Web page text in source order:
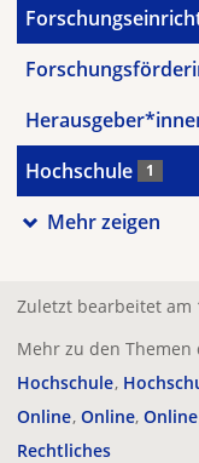
Hochschule 1
Mehr zeigen
Zuletzt bearbeitet am
Mehr zu den Themen
Hochschule
Online Online
Rechtliches